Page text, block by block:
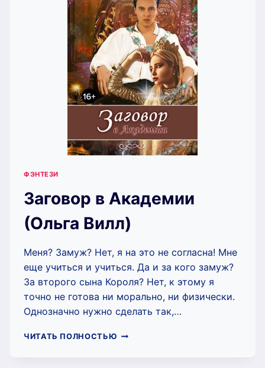
ФЭНТЕЗИ
Заговор в Академии
(Ольга Вилл)
Меня? Замуж? Нет, я на это не согласна! Мне
еще учиться и учиться. Да и за кого замуж?
За второго сына Короля? Нет, к этому я
точно не готова ни морально, ни физически.
Однозначно нужно сделать так,…
ЧИТАТЬ ПОЛНОСТЬЮ ЗАГОВОР